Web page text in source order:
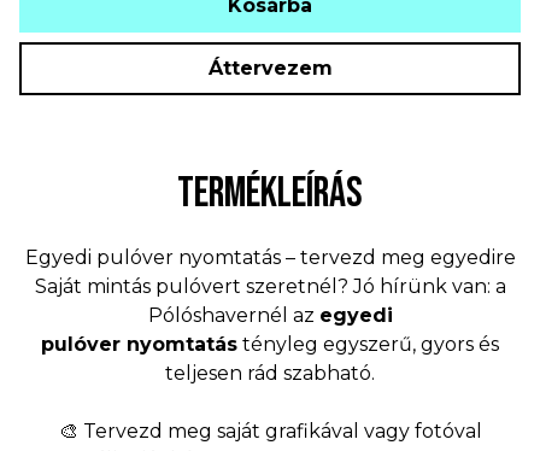
Kosárba
Áttervezem
TERMÉKLEÍRÁS
Egyedi pulóver nyomtatás – tervezd meg egyedire
Saját mintás pulóvert szeretnél? Jó hírünk van: a
Pólóshavernél az egyedi
pulóver nyomtatás tényleg egyszerű, gyors és
teljesen rád szabható.
🎨 Tervezd meg saját grafikával vagy fotóval